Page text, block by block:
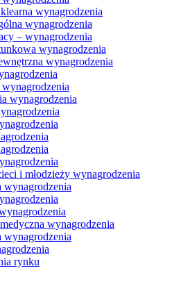
wynagrodzenia
wynagrodzenia
– wynagrodzenia
wynagrodzenia
wynagrodzenia
wynagrodzenia
i młodzieży wynagrodzenia
wynagrodzenia
wynagrodzenia
wynagrodzenia
rynku